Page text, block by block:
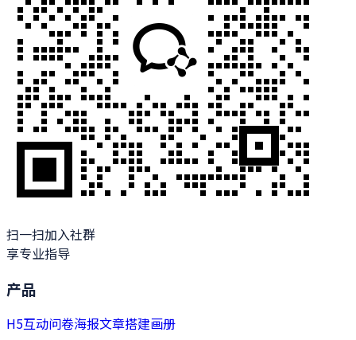
扫一扫加入社群
享专业指导
产品
H5互动问卷海报文章搭建画册